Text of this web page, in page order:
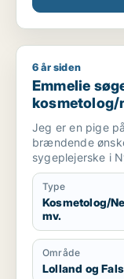
Emmelie søger
6 år siden
Emmelie
kosmetolog/
/ tjener /
Jeg er en pige
brændende
sygeplejerske i
Da jeg har
være i gang
skolen. Jeg er
altid mit
en god kollega,
jeg er åben for
meget gerne
Type
Kosmetolog/
mv.
Område
Lolland og